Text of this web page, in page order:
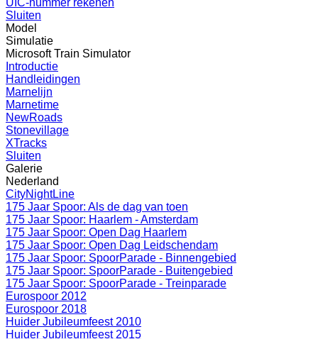
UIC-nummer rekenen
Sluiten
Model
Simulatie
Microsoft Train Simulator
Introductie
Handleidingen
Marnelijn
Marnetime
NewRoads
Stonevillage
XTracks
Sluiten
Galerie
Nederland
CityNightLine
175 Jaar Spoor: Als de dag van toen
175 Jaar Spoor: Haarlem - Amsterdam
175 Jaar Spoor: Open Dag Haarlem
175 Jaar Spoor: Open Dag Leidschendam
175 Jaar Spoor: SpoorParade - Binnengebied
175 Jaar Spoor: SpoorParade - Buitengebied
175 Jaar Spoor: SpoorParade - Treinparade
Eurospoor 2012
Eurospoor 2018
Huider Jubileumfeest 2010
Huider Jubileumfeest 2015